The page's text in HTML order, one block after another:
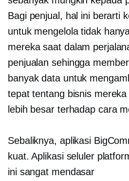
Bagi penjual, hal ini berarti
untuk mengelola tidak
mereka saat dalam
penjualan sehingga
banyak data untuk
tepat tentang bisnis
lebih besar terhadap cara
Sebaliknya, aplikasi
kuat. Aplikasi seluler
ini sangat mendasar